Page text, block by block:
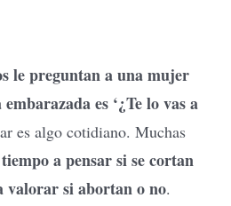
le preguntan a una mujer
es ‘¿Te lo vas a
es algo cotidiano. Muchas
a pensar si se cortan
valorar si abortan o no.